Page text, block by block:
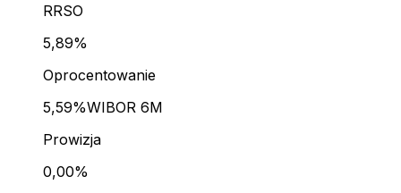
RRSO
5,89%
Oprocentowanie
5,59%WIBOR 6M
Prowizja
0,00%